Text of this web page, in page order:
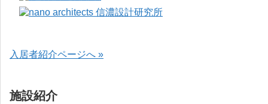
入居者紹介ページへ »
施設紹介